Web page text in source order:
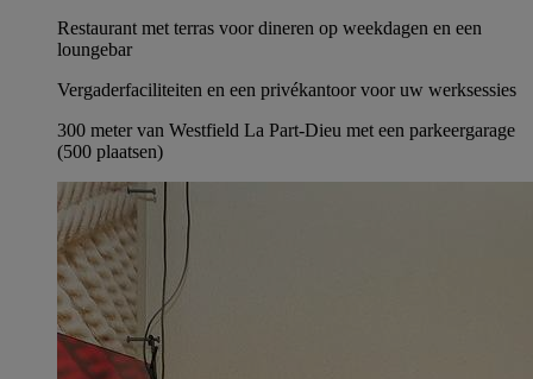
Restaurant met terras voor dineren op weekdagen en een
loungebar
Vergaderfaciliteiten en een privékantoor voor uw werksessies
300 meter van Westfield La Part-Dieu met een parkeergarage
(500 plaatsen)